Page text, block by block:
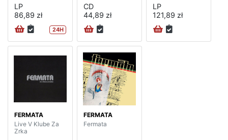
LP
86,89 zł
24H
CD
44,89 zł
LP
121,89 zł
FERMATA
Live V Klube Za
Zrka
FERMATA
Fermata